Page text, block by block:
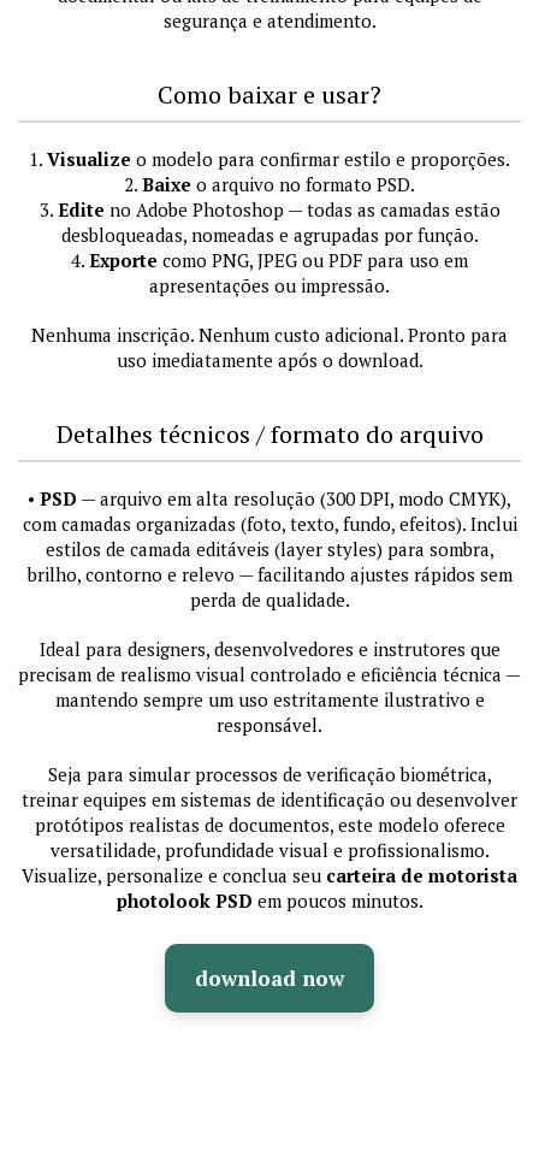
segurança e atendimento.
Como baixar e usar?
1. Visualize o modelo para confirmar estilo e proporções.
2. Baixe o arquivo no formato PSD.
3. Edite no Adobe Photoshop — todas as camadas estão
desbloqueadas, nomeadas e agrupadas por função.
4. Exporte como PNG, JPEG ou PDF para uso em
apresentações ou impressão.
Nenhuma inscrição. Nenhum custo adicional. Pronto para
uso imediatamente após o download.
Detalhes técnicos / formato do arquivo
• PSD — arquivo em alta resolução (300 DPI, modo CMYK),
com camadas organizadas (foto, texto, fundo, efeitos). Inclui
estilos de camada editáveis (layer styles) para sombra,
brilho, contorno e relevo — facilitando ajustes rápidos sem
perda de qualidade.
Ideal para designers, desenvolvedores e instrutores que
precisam de realismo visual controlado e eficiência técnica —
mantendo sempre um uso estritamente ilustrativo e
responsável.
Seja para simular processos de verificação biométrica,
treinar equipes em sistemas de identificação ou desenvolver
protótipos realistas de documentos, este modelo oferece
versatilidade, profundidade visual e profissionalismo.
Visualize, personalize e conclua seu carteira de motorista
photolook PSD em poucos minutos.
download now